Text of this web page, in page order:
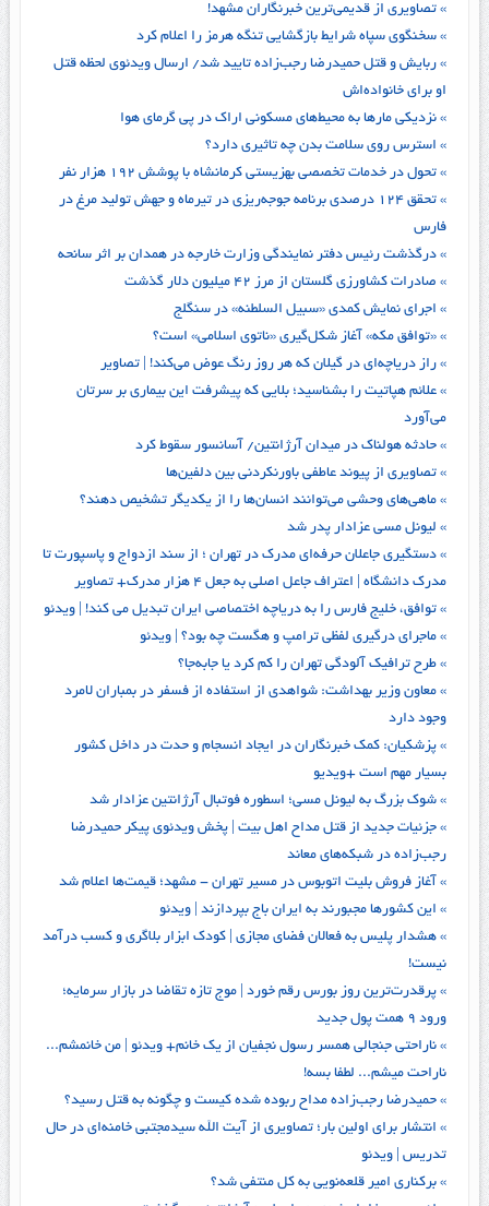
» تصاویری از قدیمی‌ترین خبرنگاران مشهد!
» سخنگوی سپاه شرایط بازگشایی تنگه هرمز را اعلام کرد
» ربایش و قتل حمیدرضا رجب‌زاده تایید شد/ ارسال ویدئوی لحظه قتل
او برای خانواده‌اش
» نزدیکی مارها به محیط‌های مسکونی اراک در پی گرمای هوا
» استرس روی سلامت بدن چه تاثیری دارد؟
» تحول در خدمات تخصصی بهزیستی کرمانشاه با پوشش ۱۹۲ هزار نفر
» تحقق ۱۲۴ درصدی برنامه جوجه‌ریزی در تیرماه و جهش تولید مرغ در
فارس
» درگذشت رئیس دفتر نمایندگی وزارت خارجه در همدان بر اثر سانحه
» صادرات کشاورزی گلستان از مرز ۴۲ میلیون دلار گذشت
» اجرای نمایش کمدی «سبیل السلطنه» در سنگلج
» «توافق مکه» آغاز شکل‌گیری «ناتوی اسلامی» است؟
» راز دریاچه‌ای در گیلان که هر روز رنگ عوض می‌کند! | تصاویر
» علائم هپاتیت را بشناسید؛ بلایی که پیشرفت این بیماری بر سرتان
می‌آورد
» حادثه هولناک در میدان آرژانتین/ آسانسور سقوط کرد
» تصاویری از پیوند عاطفی باورنکردنی بین دلفین‌ها
» ماهی‌های وحشی می‌توانند انسان‌ها را از یکدیگر تشخیص دهند؟
» لیونل مسی عزادار پدر شد
» دستگیری جاعلان حرفه‌ای مدرک در تهران ؛ از سند ازدواج و پاسپورت تا
مدرک دانشگاه | اعتراف جاعل اصلی به جعل ۴ هزار مدرک+ تصاویر
» توافق، خلیج فارس را به دریاچه اختصاصی ایران تبدیل می کند! | ویدئو
» ماجرای درگیری لفظی ترامپ و هگست چه بود؟ | ویدئو
» طرح ترافیک آلودگی تهران را کم کرد یا جابه‌جا؟
» معاون وزیر بهداشت: شواهدی از استفاده از فسفر در بمباران لامرد
وجود دارد
» پزشکیان: کمک خبرنگاران در ایجاد انسجام و حدت در داخل کشور
بسیار مهم است +ویدیو
» شوک بزرگ به لیونل مسی؛ اسطوره فوتبال آرژانتین عزادار شد
» جزئیات جدید از قتل مداح اهل‌ بیت |‌ پخش ویدئوی پیکر حمیدرضا
رجب‌زاده در شبکه‌های معاند
» آغاز فروش بلیت اتوبوس در مسیر تهران - مشهد؛ قیمت‌ها اعلام شد
» این کشورها مجبورند به ایران باج بپردازند | ویدئو
» هشدار پلیس به فعالان فضای مجازی | کودک ابزار بلاگری و کسب درآمد
نیست!
» پرقدرت‌ترین روز بورس رقم خورد | موج تازه تقاضا در بازار سرمایه؛
ورود ۹ همت پول جدید
» ناراحتی جنجالی همسر رسول نجفیان از یک خانم+ ویدئو | من خانمشم...
ناراحت میشم... لطفا بسه!
» حمیدرضا رجب‌زاده مداح ربوده شده کیست و چگونه به قتل رسید؟
» انتشار برای اولین بار؛ تصاویری از آیت الله سیدمجتبی خامنه‌ای در حال
تدریس | ویدئو
» برکناری امیر قلعه‌نویی به کل منتفی شد؟